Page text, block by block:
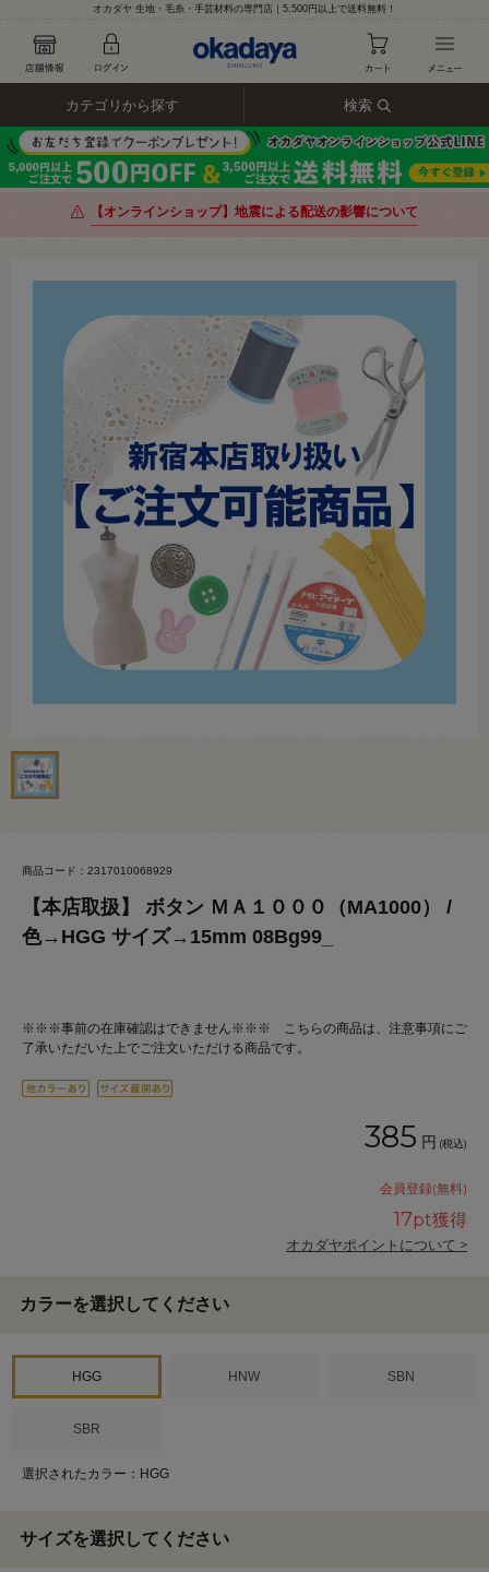
オカダヤ 生地・毛糸・手芸材料の専門店｜5,500円以上で送料無料！
カテゴリから探す 検索
【オンラインショップ】地震による配送の影響について
商品コード：2317010068929
【本店取扱】 ボタン ＭＡ１０００（MA1000） /
色→HGG サイズ→15mm 08Bg99_
※※※事前の在庫確認はできません※※※ こちらの商品は、注意事項にご
了承いただいた上でご注文いただける商品です。
385 円 (税込)
会員登録(無料)
17pt獲得
オカダヤポイントについて >
カラーを選択してください
HGG HNW SBN
SBR
選択されたカラー：HGG
サイズを選択してください